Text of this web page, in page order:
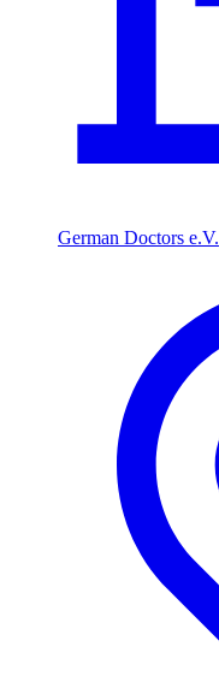
German Doctors e.V.